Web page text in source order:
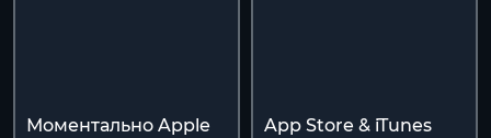
Моментально Apple
App Store & iTunes